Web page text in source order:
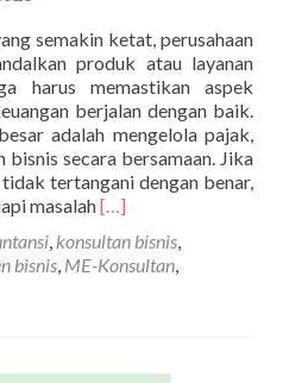
semakin ketat, perusahaan
produk atau layanan
harus memastikan aspek
berjalan dengan baik.
adalah mengelola pajak,
bisnis secara bersamaan. Jika
tertangani dengan benar,
masalahRead
about
Solusi
Akuntansi,
[…]
, konsultan bisnis,
bisnis, ME-Konsultan,